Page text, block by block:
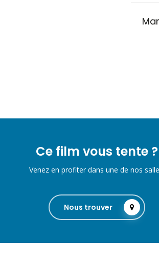
Ce film vous tente ?
Venez en profiter dans une de nos
Nous trouver